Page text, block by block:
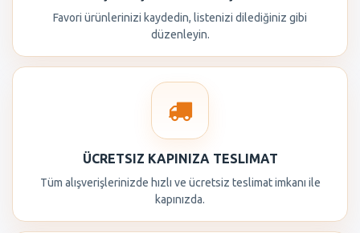
Favori ürünlerinizi kaydedin, listenizi dilediğiniz gibi
düzenleyin.
ÜCRETSIZ KAPINIZA TESLIMAT
Tüm alışverişlerinizde hızlı ve ücretsiz teslimat imkanı ile
kapınızda.